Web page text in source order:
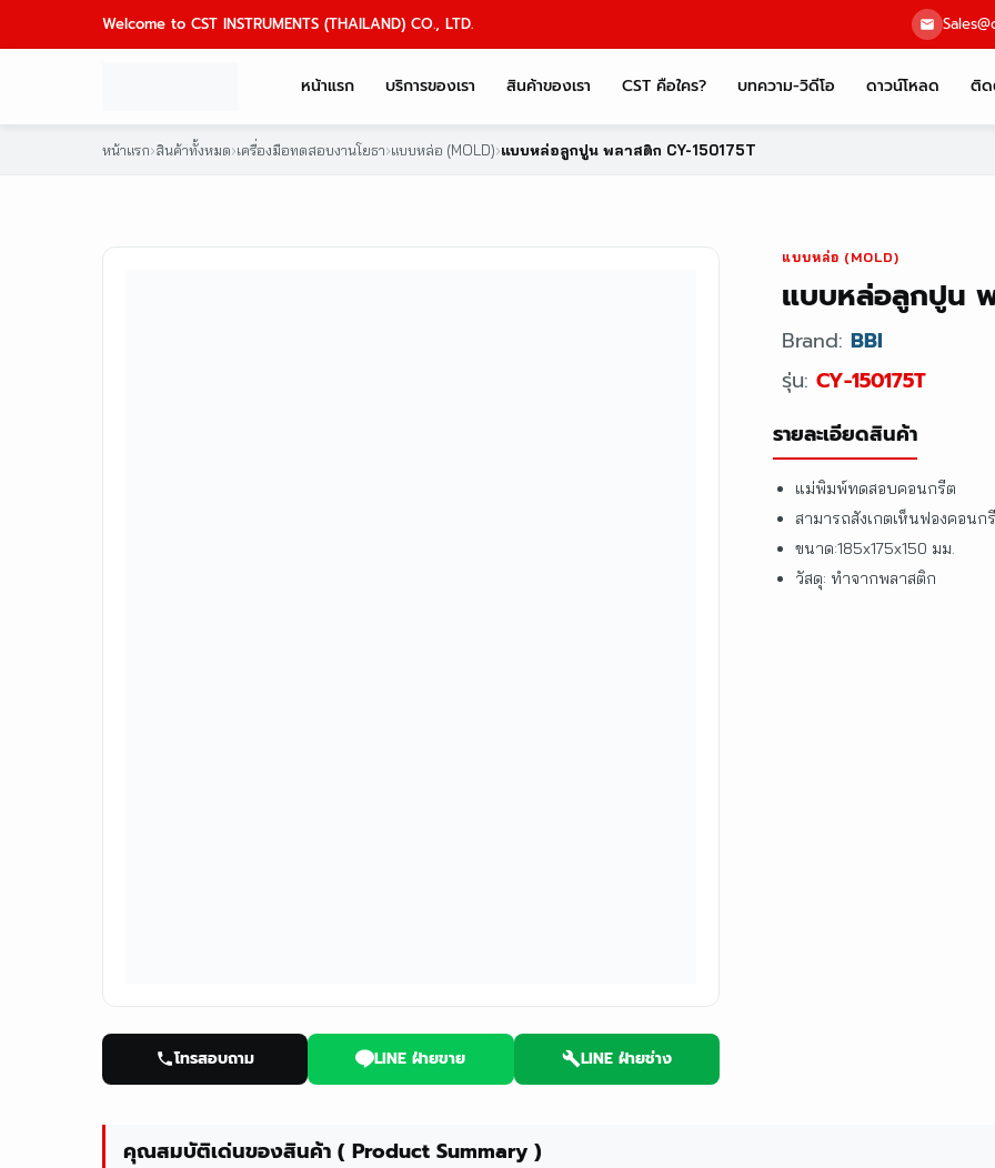
Welcome to CST INSTRUMENTS (THAILAND) CO., LTD.
หน้าแรก บริการของเรา สินค้าของเรา CST คือใคร? บทความ-วิดีโอ ดาวน์โหลด ติด
หน้าแรก›สินค้าทั้งหมด›เครื่องมือทดสอบงานโยธา›แบบหล่อ (MOLD)›แบบหล่อลูกปูน พลาสติก CY-150175T
โทรสอบถาม LINE ฝ่ายขาย LINE ฝ่ายช่าง
แบบหล่อ (MOLD)
แบบหล่อลูกปูน
Brand: BBI
รุ่น: CY-150175T
รายละเอียดสินค้า
แม่พิมพ์ทดสอบคอนกรีต
สามารถสังเกตเห็นฟองคอนก
ขนาด:185x175x150 มม.
วัสดุ: ทำจากพลาสติก
คุณสมบัติเด่นของสินค้า ( Product Summary )